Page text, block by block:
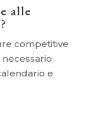
alle
competitive
e